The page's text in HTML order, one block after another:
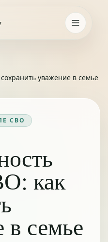
уважение в семье
СВО
как
в семье